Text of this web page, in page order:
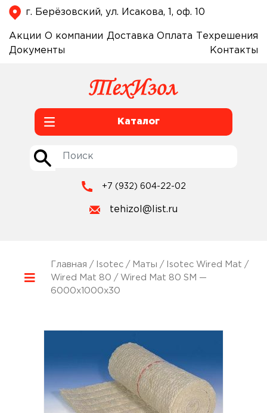
г. Берёзовский, ул. Исакова, 1, оф. 10
Акции О компании Доставка Оплата
Техрешения
Документы
Контакты
Каталог
+7 (932) 604-22-02
tehizol@list.ru
Главная / Isotec/ Маты / Isotec Wired Mat /
Wired Mat 80 / Wired Mat 80 SM —
6000x1000x30